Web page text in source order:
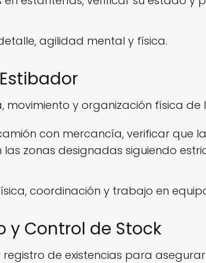
agilidad mental y física.
y organización física de
con mercancía, verificar que
zonas designadas siguiendo
coordinación y trabajo en
y Control de Stock
de existencias para